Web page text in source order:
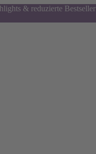
& reduzierte Bestseller